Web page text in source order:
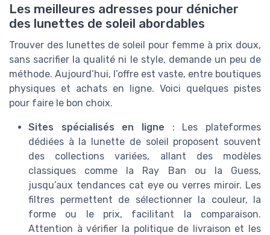
Les meilleures adresses pour dénicher
des lunettes de soleil abordables
Trouver des lunettes de soleil pour femme à prix doux,
sans sacrifier la qualité ni le style, demande un peu de
méthode. Aujourd’hui, l’offre est vaste, entre boutiques
physiques et achats en ligne. Voici quelques pistes
pour faire le bon choix.
Sites spécialisés en ligne : Les plateformes
dédiées à la lunette de soleil proposent souvent
des collections variées, allant des modèles
classiques comme la Ray Ban ou la Guess,
jusqu’aux tendances cat eye ou verres miroir. Les
filtres permettent de sélectionner la couleur, la
forme ou le prix, facilitant la comparaison.
Attention à vérifier la politique de livraison et les